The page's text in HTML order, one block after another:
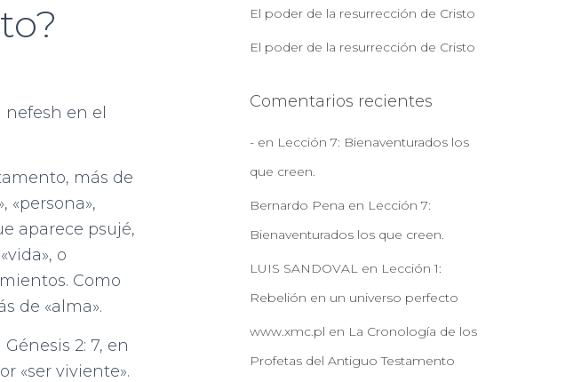
en el
más de
«persona»,
aparece psujé,
o
Como
de «alma».
2: 7, en
«ser viviente».
El poder de la resurrección de Cristo
El poder de la resurrección de Cristo
Comentarios recientes
-en Lección 7: Bienaventurados los
que creen.
Bernardo Pena en Lección 7:
Bienaventurados los que creen.
LUIS SANDOVALen Lección 1:
Rebelión en un universo perfecto
www.xmc.pl en La Cronología de los
Profetas del Antiguo Testamento